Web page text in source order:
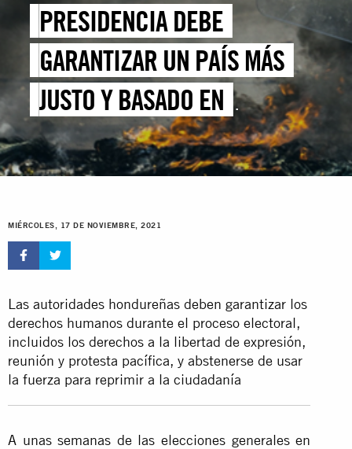
PRESIDENCIA DEBE
GARANTIZAR UN PAÍS MÁS
JUSTO Y BASADO EN
DERECHOS HUMANOS
MIÉRCOLES, 17 DE NOVIEMBRE, 2021
Las autoridades hondureñas deben garantizar los
derechos humanos durante el proceso electoral,
incluidos los derechos a la libertad de expresión,
reunión y protesta pacífica, y abstenerse de usar
la fuerza para reprimir a la ciudadanía
A unas semanas de las elecciones generales en